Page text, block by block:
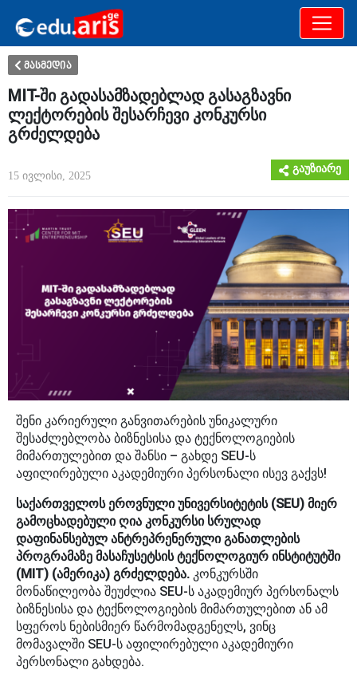
განათლება
მასმედია
MIT-ში გადასამზადებლად გასაგზავნი
ლექტორების შესარჩევი კონკურსი
გრძელდება
15 ივლისი, 2025
გაუზიარე
შენი კარიერული განვითარების უნიკალური
შესაძლებლობა ბიზნესისა და ტექნოლოგიების
მიმართულებით და შანსი – გახდე SEU-ს
აფილირებული აკადემიური პერსონალი ისევ გაქვს!
საქართველოს ეროვნული უნივერსიტეტის (SEU) მიერ
გამოცხადებული ღია კონკურსი სრულად
დაფინანსებულ ანტრეპრენერული განათლების
პროგრამაზე მასაჩუსეტსის ტექნოლოგიურ ინსტიტუტში
(MIT) (ამერიკა) გრძელდება. კონკურსში
მონაწილეობა შეუძლია SEU-ს აკადემიურ პერსონალს
ბიზნესისა და ტექნოლოგიების მიმართულებით ან ამ
სფეროს ნებისმიერ წარმომადგენელს, ვინც
მომავალში SEU-ს აფილირებული აკადემიური
პერსონალი გახდება.